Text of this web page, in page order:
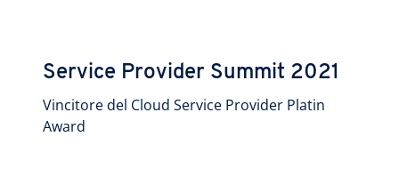
Service Provider Summit 2021
Vincitore del Cloud Service Provider Platin
Award